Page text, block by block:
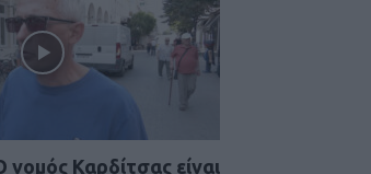
Καρδίτσας είναι